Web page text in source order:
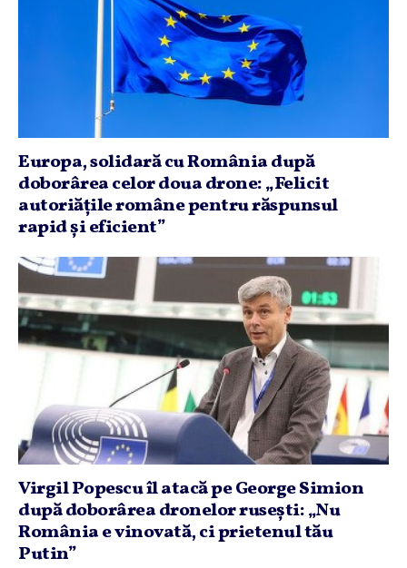
Europa, solidară cu România după
doborârea celor doua drone: „Felicit
autoriăţile române pentru răspunsul
rapid şi eficient”
Virgil Popescu îl atacă pe George Simion
după doborârea dronelor ruseşti: „Nu
România e vinovată, ci prietenul tău
Putin”